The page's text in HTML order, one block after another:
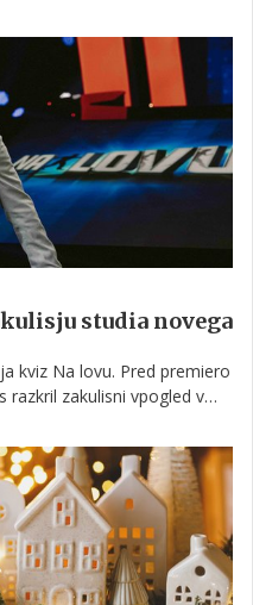
drag in zamuden projekt, za
Na srečo obstaja
ne da bi omarice dejansko
studia novega
kviz Na lovu. Pred premiero
zakulisni vpogled v
zanimivega.